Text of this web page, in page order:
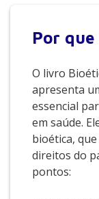
Por que
O livro
apresenta
essencial
em saúde.
bioética,
direitos do
pontos: